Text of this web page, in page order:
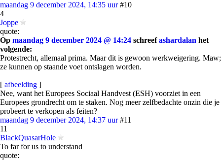
maandag 9 december 2024, 14:35 uur #10
4
Joppe
quote:
Op maandag 9 december 2024 @ 14:24 schreefashardalan het
volgende:
Protestrecht, allemaal prima. Maar dit is gewoon werkweigering. Maw;
ze kunnen op staande voet ontslagen worden.
[ afbeelding ]
Nee, want het Europees Sociaal Handvest (ESH) voorziet in een
Europees grondrecht om te staken. Nog meer zelfbedachte onzin die je
probeert te verkopen als feiten?
maandag 9 december 2024, 14:37 uur #11
11
BlackQuasarHole
To far for us to understand
quote: